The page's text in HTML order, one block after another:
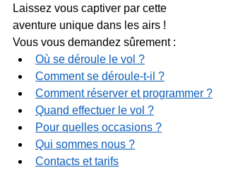
Laissez vous captiver par cette
aventure unique dans les airs !
Vous vous demandez sûrement :
Où se déroule le vol ?
Comment se déroule-t-il ?
Comment réserver et programmer ?
Quand effectuer le vol ?
Pour quelles occasions ?
Qui sommes nous ?
Contacts et tarifs